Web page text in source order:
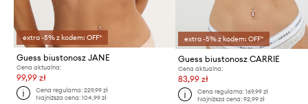
extra -5% z kodem: OFF*
Guess biustonosz JANE
Cena aktualna:
99,99 zł
Cena regularna:229,99 zł
Najniższa cena:104,99 zł
extra -5% z kodem: OFF*
Guess biustonosz CARRIE
Cena aktualna:
83,99 zł
Cena regularna: 169,99 zł
Najniższa cena: 92,99 zł